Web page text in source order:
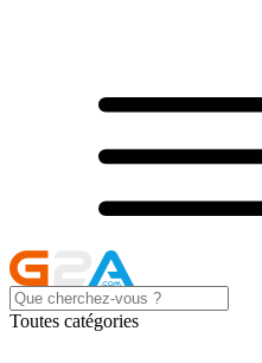
Toutes catégories